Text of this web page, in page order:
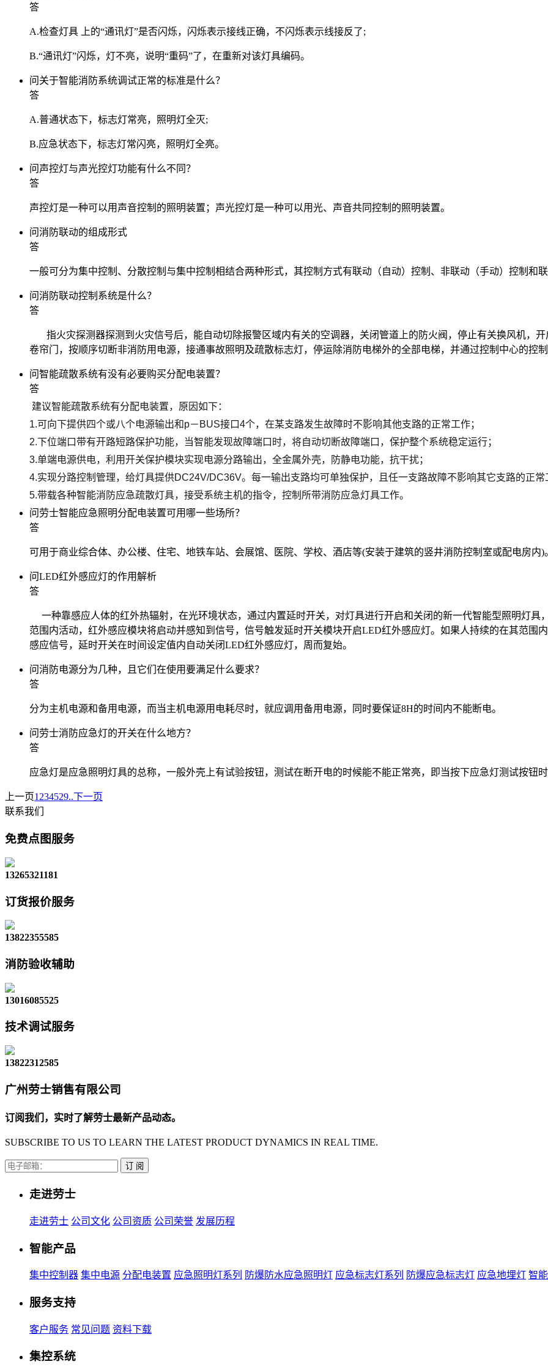
答
A.检查灯具 上的“通讯灯”是否闪烁，闪烁表示接线正确，不闪烁表示线接反了;
B.“通讯灯”闪烁，灯不亮，说明“重码”了，在重新对该灯具编码。
问 关于智能消防系统调试正常的标准是什么？
答
A.普通状态下，标志灯常亮，照明灯全灭;
B.应急状态下，标志灯常闪亮，照明灯全亮。
问 声控灯与声光控灯功能有什么不同？
答
声控灯是一种可以用声音控制的照明装置；声光控灯是一种可以用光、声音共同控制的照明装置。
问消防联动的组成形式
答
一般可分为集中控制、分散控制与集中控制相结合两种形式，其控制方式有联动（自动）控制、非联动（手动）控制和
问消防联动控制系统是什么？
答
指火灾探测器探测到火灾信号后，能自动切除报警区域内有关的空调器，关闭管道上的防火阀，停止有关换风机，
卷帘门，按顺序切断非消防用电源，接通事故照明及疏散标志灯，停运除消防电梯外的全部电梯，并通过控制中心的控
问智能疏散系统有没有必要购买分配电装置？
答
建议智能疏散系统有分配电装置，原因如下：
1.可向下提供四个或八个电源输出和p－BUS接口4个，在某支路发生故障时不影响其他支路的正常工作；
2.下位端口带有开路短路保护功能，当智能发现故障端口时，将自动切断故障端口，保护整个系统稳定运行；
3.单端电源供电，利用开关保护模块实现电源分路输出，全金属外壳，防静电功能，抗干扰；
4.实现分路控制管理，给灯具提供DC24V/DC36V。每一输出支路均可单独保护，且任一支路故障不影响其它支路的正常
5.带载各种智能消防应急疏散灯具，接受系统主机的指令，控制所带消防应急灯具工作。
问 劳士智能应急照明分配电装置可用哪一些场所？
答
可用于商业综合体、办公楼、住宅、地铁车站、会展馆、医院、学校、酒店等(安装于建筑的竖井消防控制室或配电房内)
问LED红外感应灯的作用解析
答
一种靠感应人体的红外热辐射，在光环境状态，通过内置延时开关，对灯具进行开启和关闭的新一代智能型照明灯具
范围内活动，红外感应模块将启动并感知到信号，信号触发延时开关模块开启LED红外感应灯。如果人持续的在其范围
感应信号，延时开关在时间设定值内自动关闭LED红外感应灯，周而复始。
问消防电源分为几种，且它们在使用要满足什么要求？
答
分为主机电源和备用电源，而当主机电源用电耗尽时，就应调用备用电源，同时要保证8H的时间内不能断电。
问 劳士消防应急灯的开关在什么地方？
答
应急灯是应急照明灯具的总称，一般外壳上有试验按钮，测试在断开电的时候能不能正常亮，即当按下应急灯测试按钮时
上一页1234529..下一页
联系我们
免费点图服务
13265321181
订货报价服务
13822355585
消防验收辅助
13016085525
技术调试服务
13822312585
广州劳士销售有限公司
订阅我们，实时了解劳士最新产品动态。
SUBSCRIBE TO US TO LEARN THE LATEST PRODUCT DYNAMICS IN REAL TIME.
订 阅
走进劳士
走进劳士 公司文化 公司资质 公司荣誉 发展历程
智能产品
集中控制器 集中电源 分配电装置 应急照明灯系列 防爆防水应急照明灯 应急标志灯系列 防爆应急标志灯 应急地埋灯 智
服务支持
客户服务 常见问题 资料下载
集控系统